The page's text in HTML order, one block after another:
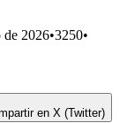
de 2026•3250•
en X (Twitter)